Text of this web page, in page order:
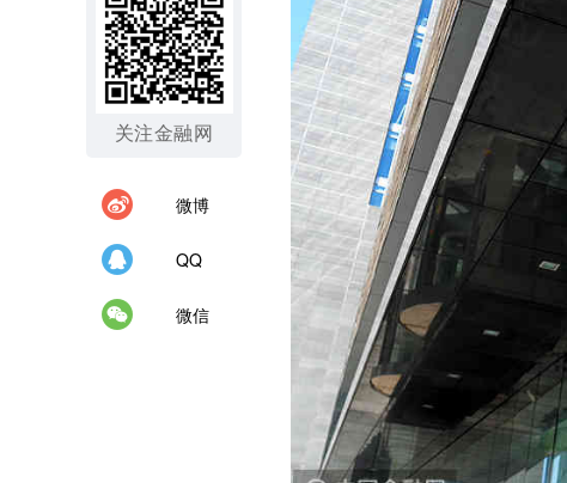
关注金融网
微博
QQ
微信